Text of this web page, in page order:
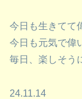
今日も生きてて
今日も元気で偉
毎日、楽しそう
24.11.14